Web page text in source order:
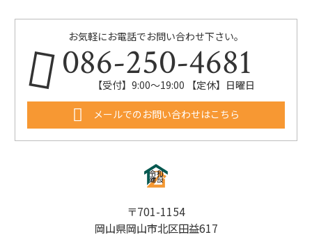
お気軽にお電話でお問い合わせ下さい。
086-250-4681
【受付】9:00〜19:00 【定休】日曜日
メールでのお問い合わせはこちら
〒701-1154
岡山県岡山市北区田益617